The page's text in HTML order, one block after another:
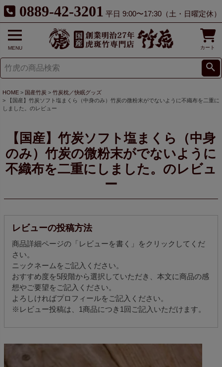
0889-42-3201 平日 9:00〜17:30（土・日曜定休）
MENU カート
HOME 国産竹炭
竹炭枕／快眠グッズ
【国産】竹炭ソフト塩まくら（中身のみ）竹炭の微粉末がでないように不織布を二重に
しました。のレビュー
【国産】竹炭ソフト塩まくら（中身
のみ）竹炭の微粉末がでないように
不織布を二重にしました。のレビュ
ー
レビューの投稿方法
商品詳細ページの「レビューを書く」をクリックしてくだ
さい。
ニックネームをご記入ください。
おすすめ度を5段階から選択していただき、本文に商品の感
想やご要望をご記入ください。
よろしければプロフィールをご記入ください。
※レビュー投稿は、1商品につき1回ご記入いただけます。